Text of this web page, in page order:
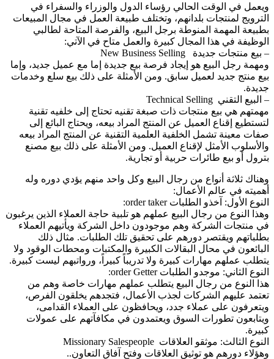
ويعمل في الوقت الحالي رؤساء الدول والوزراء والسفراء في
الترويج لمنتجات بلدانهم، وتختلف طبيعة العمل في مجال المبيعات
بطبيعة المهمة المنوطة برجل البيع، والفرصة المتاحة لطالبي
الوظيفة في هذا المجال كبيرة والعمل متاح في الآتي:
– بيع منتجات جديدة New Business Selling
ومهمة رجل البيع هو إيجاد فرصة بيع جديدة إما مع عميل جديد، وإما
بيع منتج جديد لعميل سابق. ومن الأمثلة على ذلك بيع سلع وخدمات
جديدة.
– البيع التقني Technical Selling
مهمتهم هي بيع منتجات ذات صبغة تقنيه تحتاج إلى خلفيه تقنية
لتستطيع إقناع العميل عن المنتج المراد بيعه، ويحتاج البائع إلى
صفات معينة تشمل الخلفية العلمية التقنية عن المنتج المراد بيعه
والأسلوب الأمثل لإقناع العميل. ومن الأمثلة على ذلك بيع مصنع
بترول أو بيع طائرات حربية أو تجارية.
وهناك ثلاثة أنواع من رجال البيع وكل واحد منهم يؤدي دوره وله
أهميته في عالم الأعمال:
النوع الأول: آخذو الطلبات order taker:
وهذا النوع من رجال البيع عملهم هو تلبية حاجة العملاء الذين يرغبون
في منتجات الشركة وهم موجودون داخل الشركة ويأتيهم العملاء
بطلباتهم ويقتصر دورهم على تحقيق تلك الطلبات. مثال ذلك
البائعون في محال البقالات الكبيرة والمكتبات ومحطات الوقود ولا
يتطلب عملهم مهارات كبيرة ولا تدريباً كبيراً، ورواتبهم ليست كبيرة.
النوع الثاني: موجدو الطلبات order Getter:
هذا النوع من رجال البيع يتطلب عملهم مهارات خاصة وهم من
تعتمد عليهم الشركات لجذب الأعمال، فتجدهم يخلقون الفرص،
ويتعرفون على عملاء جدد، ويحافظون على العملاء القدامى،
ويتابعون تطورات السوق ويعتمدون في مكافآتهم على عمولات
كبيرة.
النوع الثالث: موثقو العلاقات Missionary Salespeople
وهؤلاء دورهم هو توثيق العلاقات وفتح آفاق التعاون..